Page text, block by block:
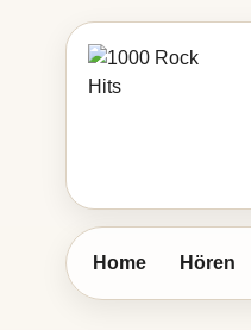
Home Hören